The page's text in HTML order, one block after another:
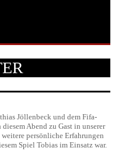
Jöllenbeck und dem Fifa-
Abend zu Gast in unserer
persönliche Erfahrungen
Spiel Tobias im Einsatz war.